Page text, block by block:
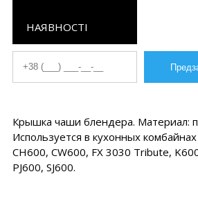
НАЯВНОСТІ
Крышка чаши блендера. Материал:
Используется в кухонных
CH600, CW600, FX 3030 Tribute,
PJ600, SJ600.